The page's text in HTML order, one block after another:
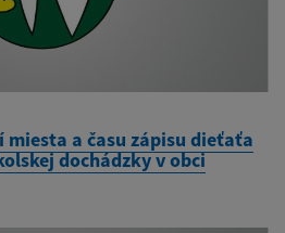
miesta a času zápisu dieťaťa
dochádzky v obci